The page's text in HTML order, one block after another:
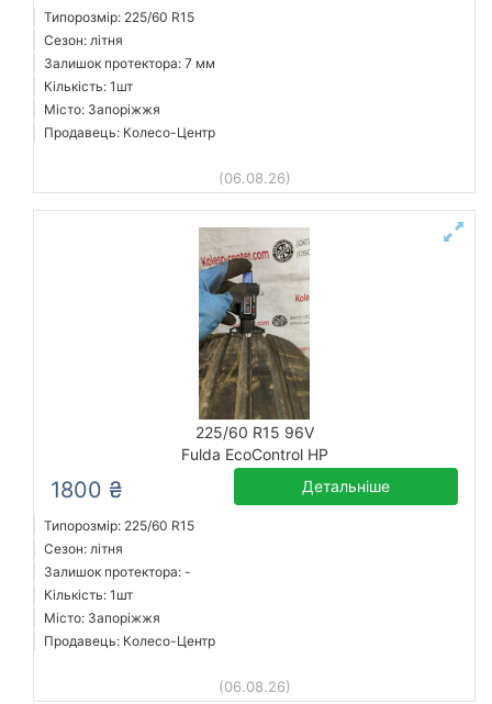
Типорозмір: 225/60 R15
Сезон: літня
Залишок протектора: 7 мм
Кількість: 1шт
Місто: Запоріжжя
Продавець: Колесо-Центр
(06.08.26)
225/60 R15 96V
Fulda EcoControl HP
1800 ₴ Детальніше
Типорозмір: 225/60 R15
Сезон: літня
Залишок протектора: -
Кількість: 1шт
Місто: Запоріжжя
Продавець: Колесо-Центр
(06.08.26)